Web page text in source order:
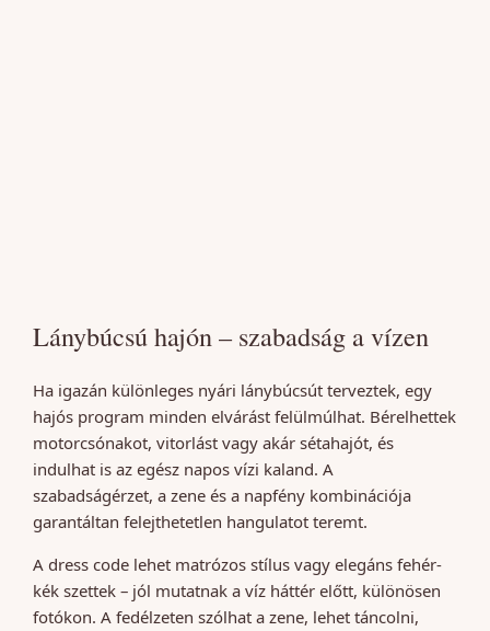
Lánybúcsú hajón – szabadság a vízen
Ha igazán különleges nyári lánybúcsút terveztek, egy
hajós program minden elvárást felülmúlhat. Bérelhettek
motorcsónakot, vitorlást vagy akár sétahajót, és
indulhat is az egész napos vízi kaland. A
szabadságérzet, a zene és a napfény kombinációja
garantáltan felejthetetlen hangulatot teremt.
A dress code lehet matrózos stílus vagy elegáns fehér-
kék szettek – jól mutatnak a víz háttér előtt, különösen
fotókon. A fedélzeten szólhat a zene, lehet táncolni,